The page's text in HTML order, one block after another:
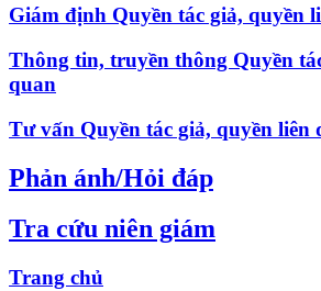
Giám định Quyền tác giả, quyền
Thông tin, truyền thông Quyền
quan
Tư vấn Quyền tác giả, quyền liên
Phản ánh/Hỏi đáp
Tra cứu niên giám
Trang chủ